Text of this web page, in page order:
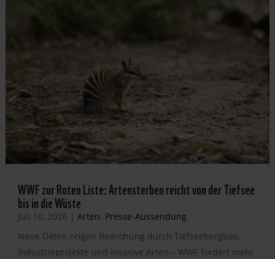
WWF zur Roten Liste: Artensterben reicht von der Tiefsee
bis in die Wüste
Juli 10, 2026 | Arten, Presse-Aussendung
Neue Daten zeigen Bedrohung durch Tiefseebergbau,
Industrieprojekte und invasive Arten – WWF fordert mehr